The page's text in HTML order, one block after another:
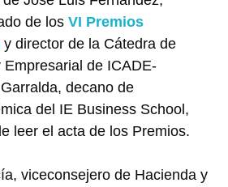
de los VI Premios
y director de la Cátedra de
de ICADE-
decano de
del IE Business School,
leer el acta de los Premios.
viceconsejero de Hacienda y